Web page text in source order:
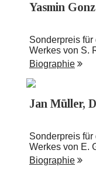
Yasmin
Sonderpreis
Werkes von S.
Biographie
Jan Müller,
Sonderpreis
Werkes von E.
Biographie